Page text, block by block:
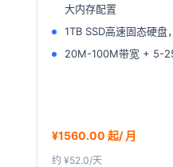
大内存配置
1TB SSD高速固态硬
20M-100M带宽 + 5-
¥1560.00 起/ 月
约 ¥52.0/天